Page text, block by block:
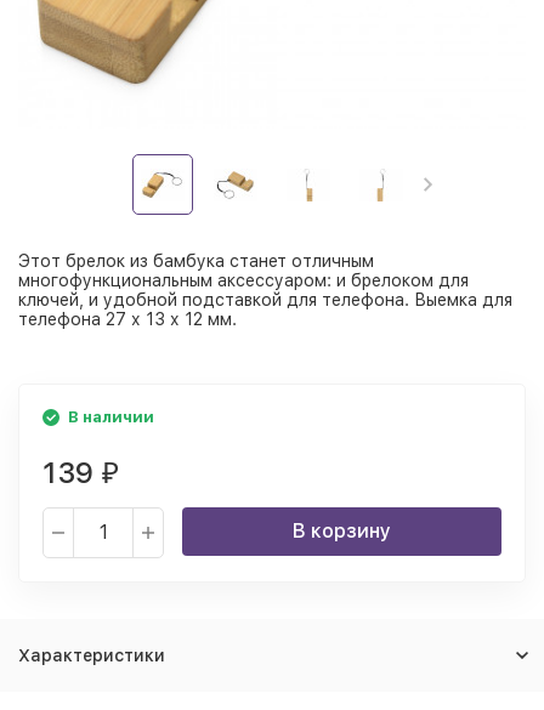
Этот брелок из бамбука станет отличным
многофункциональным аксессуаром: и брелоком для
ключей, и удобной подставкой для телефона. Выемка для
телефона 27 х 13 х 12 мм.
В наличии
139 ₽
В корзину
Характеристики